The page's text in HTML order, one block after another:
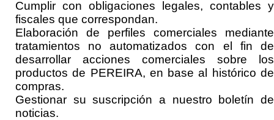
Cumplir con obligaciones
legales, contables y
fiscales que correspondan.
Elaboración de perfiles comerciales mediante
tratamientos no automatizados con el fin de
desarrollar acciones comerciales sobre los
productos de PEREIRA, en base al histórico de
compras.
Gestionar su suscripción a nuestro boletín de
noticias.